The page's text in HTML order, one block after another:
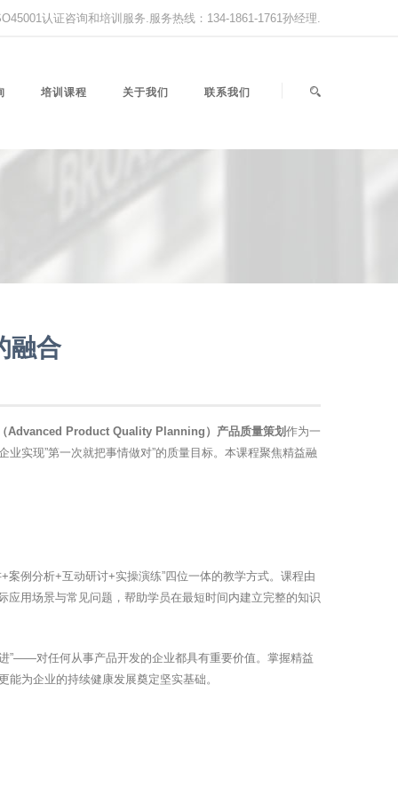
认证咨询和培训服务.服务热线：134-1861-1761孙经理.
培训课程 关于我们 联系我们
融合
Advanced Product Quality Planning）产品质量策划作为一
实现”第一次就把事情做对”的质量目标。本课程聚焦精益融
例分析+互动研讨+实操演练”四位一体的教学方式。课程由
用场景与常见问题，帮助学员在最短时间内建立完整的知识
”——对任何从事产品开发的企业都具有重要价值。掌握精益
为企业的持续健康发展奠定坚实基础。